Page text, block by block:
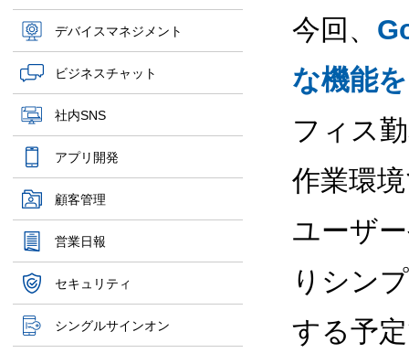
デバイスマネジメント
ビジネスチャット
社内SNS
アプリ開発
顧客管理
営業日報
セキュリティ
シングルサインオン
今回、
な機能
フィス
作業環
ユーザ
りシン
する予